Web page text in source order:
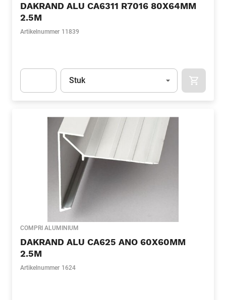
DAKRAND ALU CA6311 R7016 80X64MM
2.5M
Artikelnummer 11839
Eenheid
Stuk
COMPRI ALUMINIUM
DAKRAND ALU CA625 ANO 60X60MM
2.5M
Artikelnummer 1624